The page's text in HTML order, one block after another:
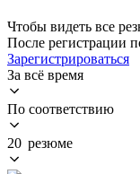
Чтобы видеть все
После регистрации
Зарегистрироваться
За всё время
По соответствию
20 резюме